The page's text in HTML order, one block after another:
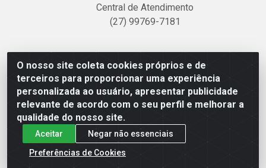
O nosso site coleta cookies próprios e de
terceiros para proporcionar uma experiência
personalizada ao usuário, apresentar publicidade
relevante de acordo com o seu perfil e melhorar a
qualidade do nosso site.
Aceitar
Negar não essenciais
Preferências de Cookies
Central de Atendimento
(27) 99769-7181
Linhavix Distribuidora LTDA - Avenida Alegre, 2521 -
Quadra314 Lote 05 e 07 - Shell, Linhares/ES - CEP
29.901-605 - CNPJ 20.857.514/0001-75